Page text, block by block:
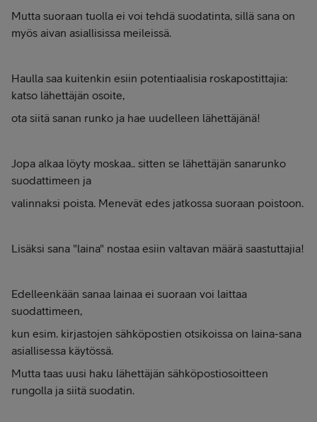
Mutta suoraan tuolla ei voi tehdä suodatinta, sillä sana on
myös aivan asiallisissa meileissä.
Haulla saa kuitenkin esiin potentiaalisia roskapostittajia:
katso lähettäjän osoite,
ota siitä sanan runko ja hae uudelleen lähettäjänä!
Jopa alkaa löyty moskaa.. sitten se lähettäjän sanarunko
suodattimeen ja
valinnaksi poista. Menevät edes jatkossa suoraan poistoon.
Lisäksi sana "laina" nostaa esiin valtavan määrä saastuttajia!
Edelleenkään sanaa lainaa ei suoraan voi laittaa
suodattimeen,
kun esim. kirjastojen sähköpostien otsikoissa on laina-sana
asiallisessa käytössä.
Mutta taas uusi haku lähettäjän sähköpostiosoitteen
rungolla ja siitä suodatin.